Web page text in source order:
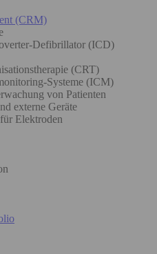
(CRM)
Defibrillator (ICD)
(CRT)
Systeme (ICM)
von Patienten
externe Geräte
Elektroden